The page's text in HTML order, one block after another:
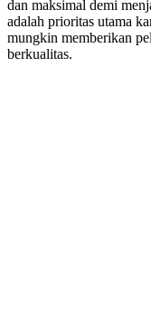
dan maksimal demi
adalah prioritas utama
mungkin memberikan
berkualitas.